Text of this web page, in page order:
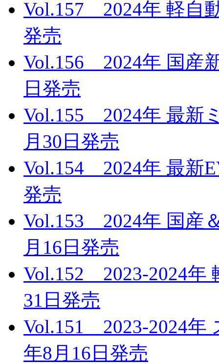
Vol.157 2024年 軽自
発売
Vol.156 2024年 国産
日発売
Vol.155 2024年 最新
月30日発売
Vol.154 2024年 最新
発売
Vol.153 2024年 国産
月16日発売
Vol.152 2023-2024年
31日発売
Vol.151 2023-2024
年8月16日発売